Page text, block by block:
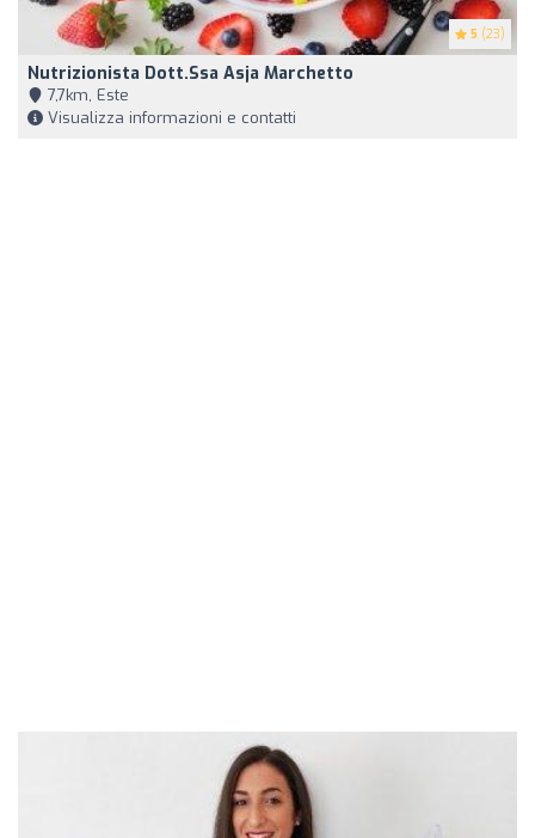
5 (23)
Nutrizionista Dott.ssa Asja Marchetto
7,7km, Este
Visualizza informazioni e contatti